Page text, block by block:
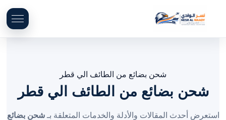
شحن بضائع من الطائف الي قطر
شحن بضائع من الطائف الي قطر
استعرض أحدث المقالات والأدلة والخدمات المتعلقة بـشحن بضائع